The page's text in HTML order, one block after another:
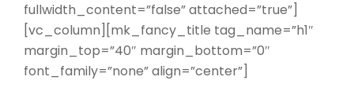
fullwidth_content=”false” attached=”true”]
[vc_column][mk_fancy_title tag_name=”h1″
margin_top=”40″ margin_bottom=”0″
font_family=”none” align=”center”]